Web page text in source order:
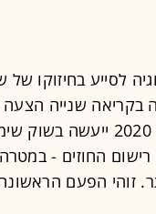
שנייה הצעה
שלפיה החל בינואר
רישום החוזים -
זוהי הפעם